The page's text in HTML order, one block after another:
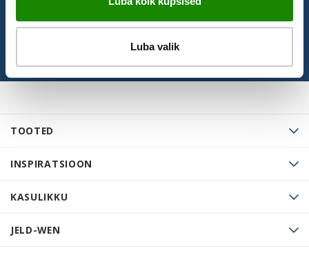
Luba valik
TOOTED
INSPIRATSIOON
KASULIKKU
JELD-WEN